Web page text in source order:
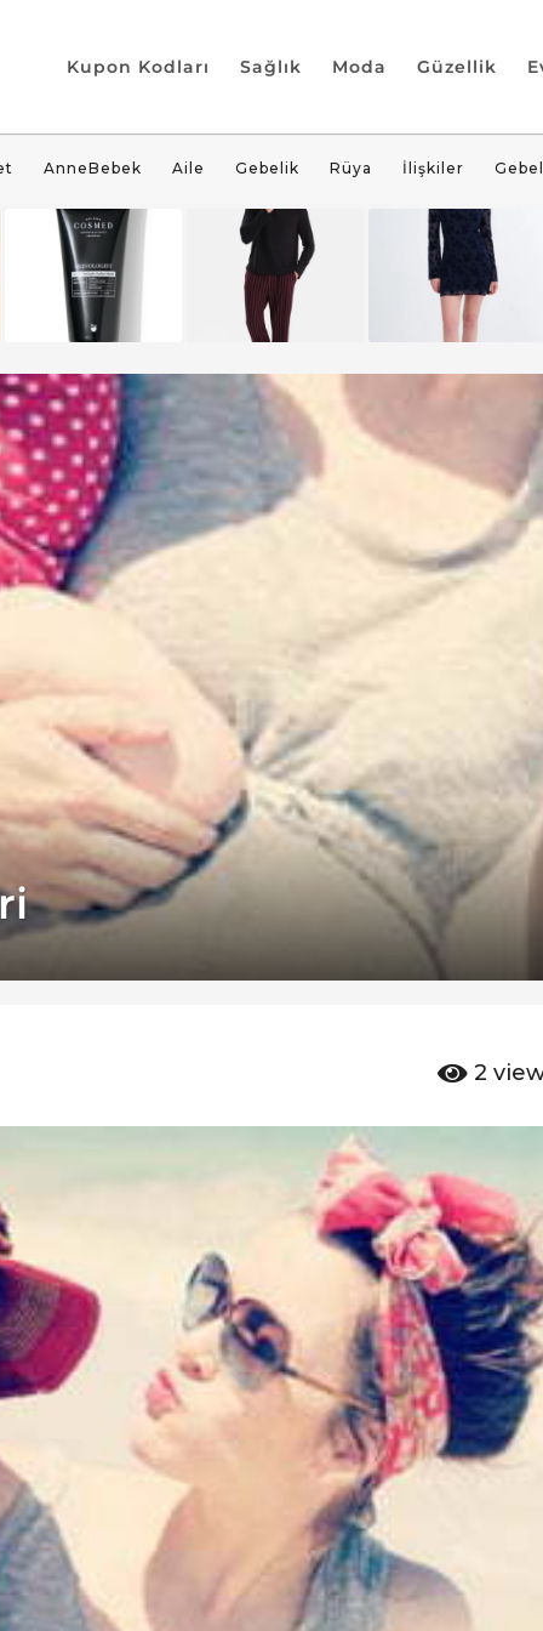
Kupon Kodları Sağlık Moda Güzellik
AnneBebek Aile Gebelik Rüya İlişkiler
2